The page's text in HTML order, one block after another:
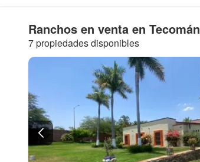
Ranchos en venta en Tecomán
7 propiedades disponibles